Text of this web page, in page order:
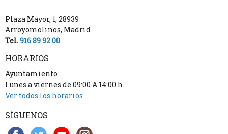
Plaza Mayor, 1, 28939
Arroyomolinos, Madrid
Tel.916 89 92 00
HORARIOS
Ayuntamiento
Lunes a viernes de 09:00 A 14:00 h.
Ver todos los horarios
SÍGUENOS